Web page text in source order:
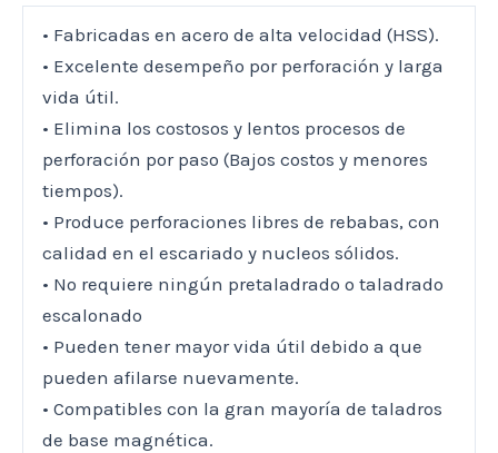
• Fabricadas en acero de alta velocidad (HSS).
• Excelente desempeño por perforación y larga
vida útil.
• Elimina los costosos y lentos procesos de
perforación por paso (Bajos costos y menores
tiempos).
• Produce perforaciones libres de rebabas, con
calidad en el escariado y nucleos sólidos.
• No requiere ningún pretaladrado o taladrado
escalonado
• Pueden tener mayor vida útil debido a que
pueden afilarse nuevamente.
• Compatibles con la gran mayoría de taladros
de base magnética.